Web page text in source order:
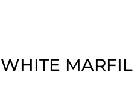
WHITE MARFIL